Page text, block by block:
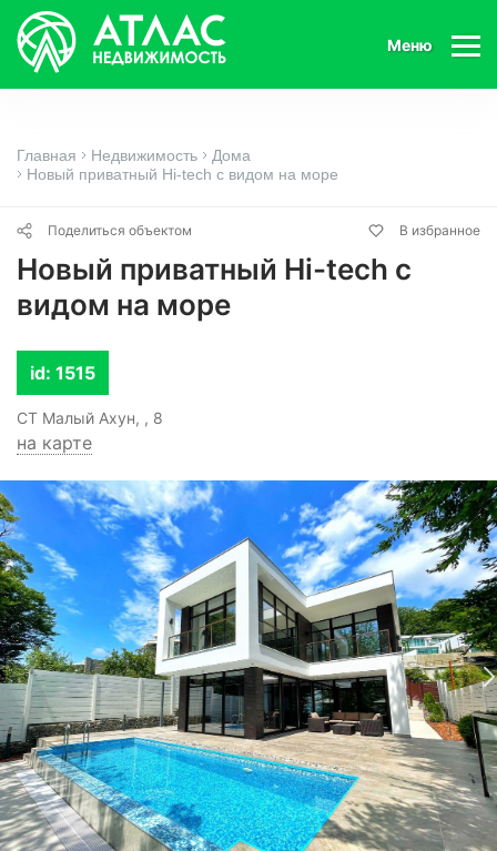
Меню
Главная Недвижимость
Дома
Новый приватный Hi-tech с видом на море
Поделиться объектом В избранное
Новый приватный Hi-tech с
видом на море
id: 1515
СТ Малый Ахун, , 8
на карте